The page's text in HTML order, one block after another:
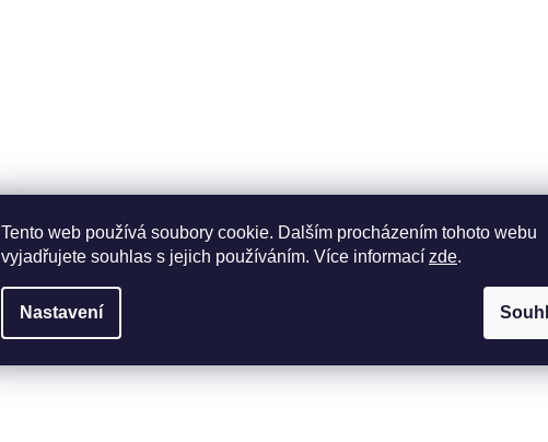
Tento web používá soubory cookie. Dalším procházením tohoto webu
vyjadřujete souhlas s jejich používáním. Více informací zde.
Nastavení